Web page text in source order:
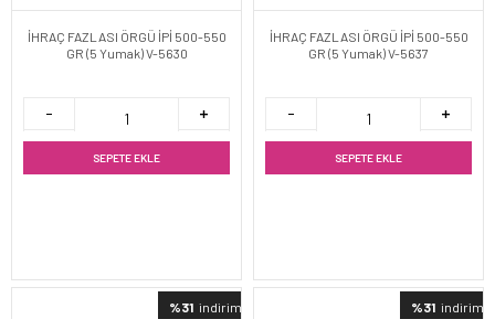
İHRAÇ FAZLASI ÖRGÜ İPİ 500-550
GR (5 Yumak) V-5630
SEPETE EKLE
İHRAÇ FAZLASI ÖRGÜ İPİ 500-550
GR (5 Yumak) V-5637
SEPETE EKLE
%31 indirimli %31 indirimli